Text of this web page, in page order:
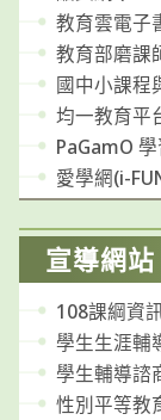
教育雲電子
教育部磨課
國中小課程
均一教育平
PaGamO
愛學網(i-
宣導網站
108課綱資
學生生涯輔
學生輔導諮
性別平等教